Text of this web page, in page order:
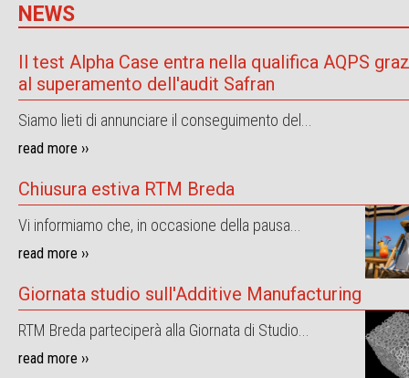
NEWS
Il test Alpha Case entra nella qualifica AQPS
al superamento dell'audit Safran
Siamo lieti di annunciare il conseguimento del...
read more ››
Chiusura estiva RTM Breda
Vi informiamo che, in occasione della pausa...
read more ››
Giornata studio sull'Additive Manufacturing
RTM Breda parteciperà alla Giornata di Studio...
read more ››